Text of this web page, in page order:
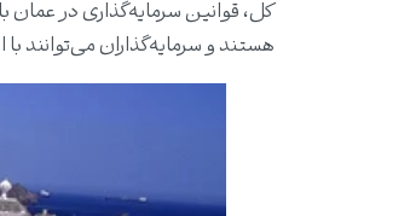
کل، قوانین سرمایه‌گذاری در عمان
هستند و سرمایه‌گذاران می‌توانند